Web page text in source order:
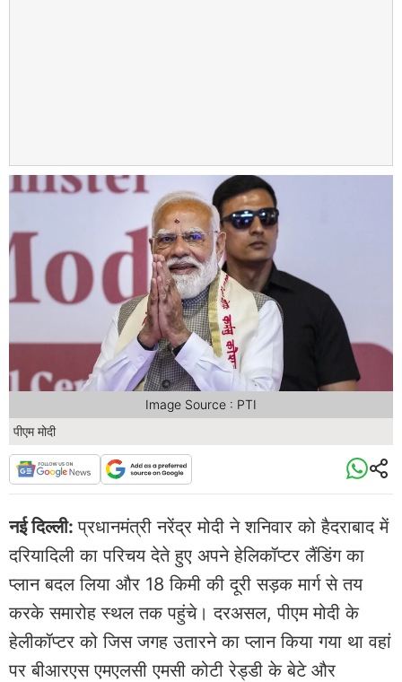
पीएम मोदी
Image Source : PTI
नई दिल्ली:प्रधानमंत्री नरेंद्र मोदी ने शनिवार को हैदराबाद में
दरियादिली का परिचय देते हुए अपने हेलिकॉप्टर लैंडिंग का
प्लान बदल लिया और 18 किमी की दूरी सड़क मार्ग से तय
करके समारोह स्थल तक पहुंचे। दरअसल, पीएम मोदी के
हेलीकॉप्टर को जिस जगह उतारने का प्लान किया गया था वहां
पर बीआरएस एमएलसी एमसी कोटी रेड्डी के बेटे और